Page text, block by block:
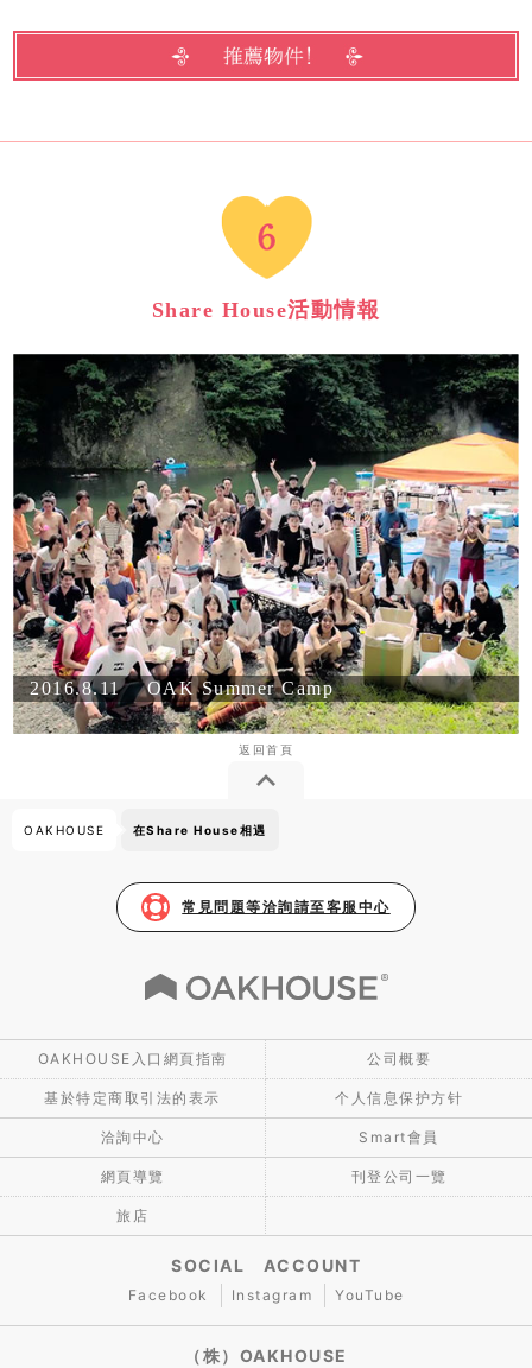
Share House活動情報
2016.8.11 OAK Summer Camp
OAKHOUSE 在Share House相遇
常見問題等洽詢請至客服中心
OAKHOUSE入口網頁指南 公司概要
基於特定商取引法的表示 个人信息保护方针
洽詢中心 Smart會員
網頁導覽 刊登公司一覽
旅店
SOCIAL ACCOUNT
Facebook Instagram YouTube
（株）OAKHOUSE